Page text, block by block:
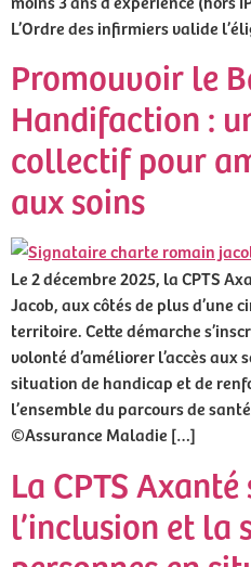
L’Ordre des infirmiers valide
Promouvoir le
Handifaction :
collectif pour
aux soins
Le 2 décembre 2025, la CPTS
Jacob, aux côtés de plus d’une
territoire. Cette démarche
volonté d’améliorer l’accès aux
situation de handicap et de
l’ensemble du parcours de
©Assurance Maladie […]
La CPTS
l’inclusion et la